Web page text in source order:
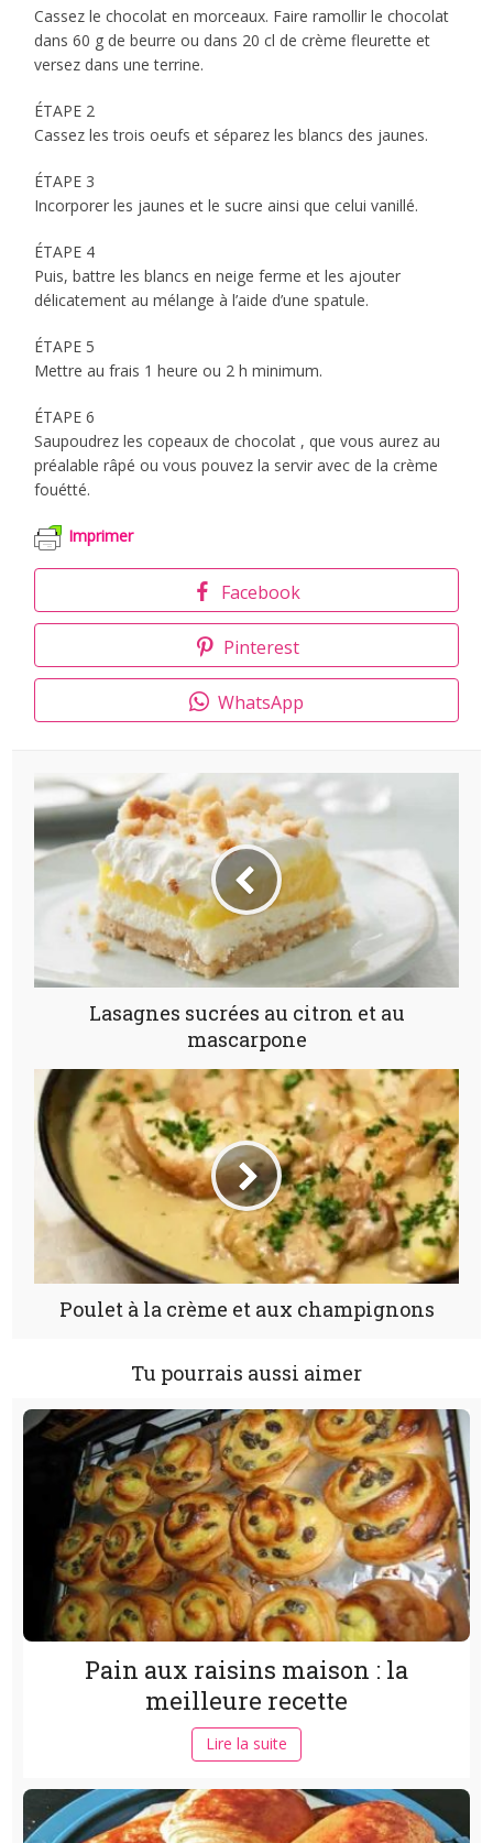
Cassez le chocolat en morceaux. Faire ramollir le chocolat
dans 60 g de beurre ou dans 20 cl de crème fleurette et
versez dans une terrine.
ÉTAPE 2
Cassez les trois oeufs et séparez les blancs des jaunes.
ÉTAPE 3
Incorporer les jaunes et le sucre ainsi que celui vanillé.
ÉTAPE 4
Puis, battre les blancs en neige ferme et les ajouter
délicatement au mélange à l’aide d’une spatule.
ÉTAPE 5
Mettre au frais 1 heure ou 2 h minimum.
ÉTAPE 6
Saupoudrez les copeaux de chocolat , que vous aurez au
préalable râpé ou vous pouvez la servir avec de la crème
fouétté.
Imprimer
Facebook
Pinterest
WhatsApp
Lasagnes sucrées au citron et au
mascarpone
Poulet à la crème et aux champignons
Tu pourrais aussi aimer
Pain aux raisins maison : la
meilleure recette
Lire la suite